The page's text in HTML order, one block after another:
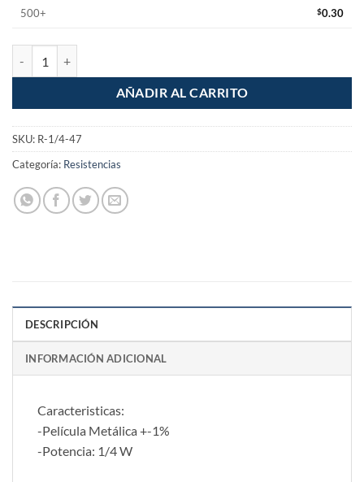
500+ $0.30
AÑADIR AL CARRITO
SKU: R-1/4-47
Categoría: Resistencias
DESCRIPCIÓN
INFORMACIÓN ADICIONAL
Caracteristicas:
-Película Metálica +-1%
-Potencia: 1/4 W